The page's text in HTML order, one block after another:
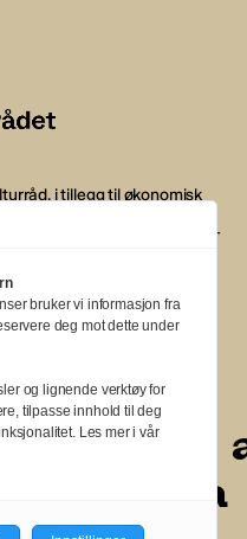
i tillegg til økonomisk
og
Redaktør- og Vær Varsom-
aa
a
bruker vi informasjon fra
deg mot dette under
og lignende verktøy for
tilpasse innhold til deg
Les mer i vår